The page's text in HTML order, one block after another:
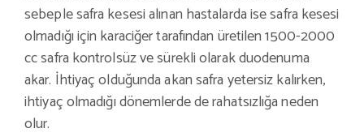
sebeple safra kesesi alınan hastalarda ise safra kesesi
olmadığı için karaciğer tarafından üretilen 1500-2000
cc safra kontrolsüz ve sürekli olarak duodenuma
akar. İhtiyaç olduğunda akan safra yetersiz kalırken,
ihtiyaç olmadığı dönemlerde de rahatsızlığa neden
olur.